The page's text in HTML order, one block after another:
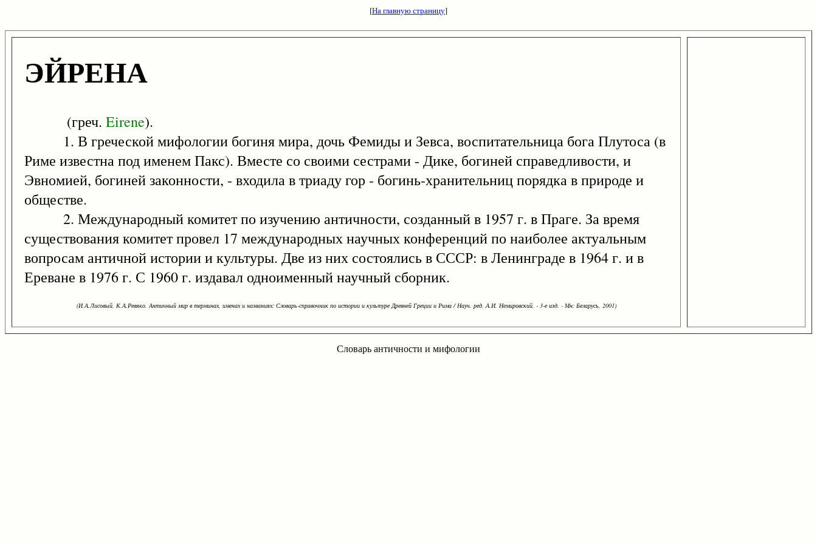
[На главную страницу]
ЭЙРЕНА
(греч. Eirene).
1. В греческой мифологии богиня мира, дочь Фемиды и Зевса, воспитательница бога Плутоса (в
Риме известна под именем Пакс). Вместе со своими сестрами - Дике, богиней справедливости, и
Эвномией, богиней законности, - входила в триаду гор - богинь-хранительниц порядка в природе и
обществе.
2. Международный комитет по изучению античности, созданный в 1957 г. в Праге. За время
существования комитет провел 17 международных научных конференций по наиболее актуальным
вопросам античной истории и культуры. Две из них состоялись в СССР: в Ленинграде в 1964 г. и в
Ереване в 1976 г. С 1960 г. издавал одноименный научный сборник.
(И.А.Лисовый, К.А.Ревяко. Античный мир в терминах, именах и названиях: Словарь-справочник по истории и культуре Древней Греции и Рима / Науч. ред. А.И. Немировский. - 3-е изд. - Мн: Беларусь, 2001)
Словарь античности и мифологии